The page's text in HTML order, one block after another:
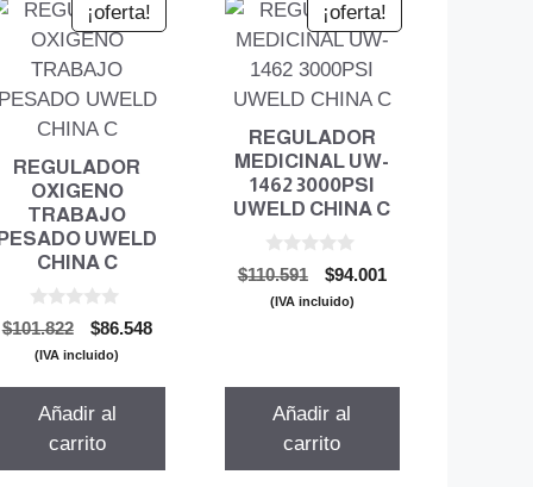
¡oferta!
REGULADOR
OXIGENO
TRABAJO
UWELD
CHINA C
0
d
e
$101.822
El
precio
era:
$101.822.
$86.548El
(IVA incluido)
Añadir al
carrito
¡oferta!
REGULADOR
MEDICINAL UW-
1462 3000PSI
UWELD CHINA C
0
d
e
$110.591
El
precio
$94.001
(IVA incluido)
Añadir al
carrito